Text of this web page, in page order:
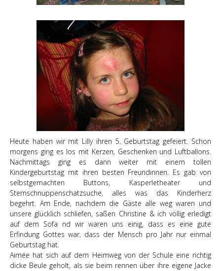
Heute haben wir mit Lilly ihren 5. Geburtstag gefeiert. Schon
morgens ging es los mit Kerzen, Geschenken und Luftballons.
Nachmittags ging es dann weiter mit einem tollen
Kindergeburtstag mit ihren besten Freundinnen. Es gab von
selbstgemachten Buttons, Kasperletheater und
Sternschnuppenschatzsuche, alles was das Kinderherz
begehrt. Am Ende, nachdem die Gäste alle weg waren und
unsere glücklich schliefen, saßen Christine & ich völlig erledigt
auf dem Sofa nd wir waren uns einig, dass es eine gute
Erfindung Gottes war, dass der Mensch pro Jahr nur einmal
Geburtstag hat.
Aimée hat sich auf dem Heimweg von der Schule eine richtig
dicke Beule geholt, als sie beim rennen über ihre eigene Jacke